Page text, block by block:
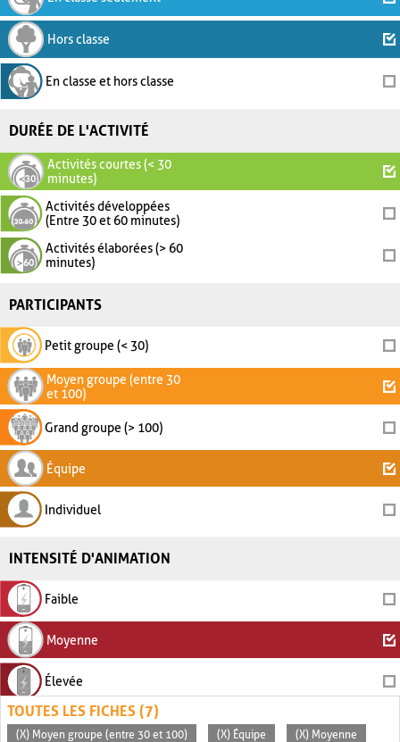
Hors classe
En classe et hors classe
DURÉE DE L'ACTIVITÉ
Activités courtes (< 30
minutes)
Activités développées
(Entre 30 et 60 minutes)
Activités élaborées (> 60
minutes)
PARTICIPANTS
Petit groupe (< 30)
Moyen groupe (entre 30
et 100)
Grand groupe (> 100)
Équipe
Individuel
INTENSITÉ D'ANIMATION
Faible
Moyenne
Élevée
TOUTES LES FICHES (7)
(X) Moyen groupe (entre 30 et 100) (X) Équipe (X) Moyenne